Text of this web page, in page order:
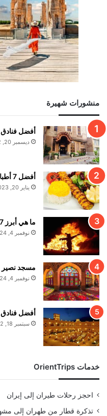
منشورات شهيرة
أفضل فنادق 4 و5 نجوم في شيراز
ديسمبر 20, 2022
أفضل 7 أطباق يجب تجربتها في إيران
يناير 20, 2023
ما هي أبرز 7 مهرجانات شعبية في إيران؟
نوفمبر 4, 2024
مسجد نصير
نوفمبر 4, 2024
أفضل فنادق
سبتمبر 18, 2022
خدمات OrientTrips
احجز رحلات طيران إلى إيران
تذكرة قطار من طهران إلى